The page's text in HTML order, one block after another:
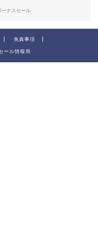
ーナスセール
免責事項
ル情報局